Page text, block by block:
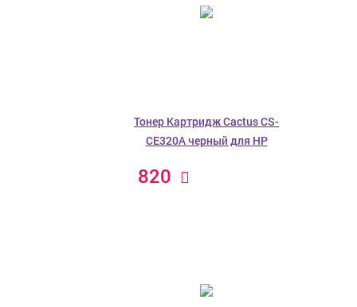
Тонер Картридж Cactus CS-
CE320A черный для HP
820